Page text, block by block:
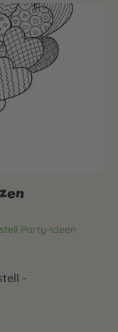
Party-Ideen
-